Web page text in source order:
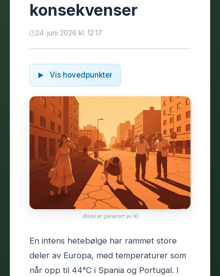
konsekvenser
24. juni 2026 kl. 12:17
Vis hovedpunkter
Bilde er generert av KI
En intens hetebølge har rammet store
deler av Europa, med temperaturer som
når opp til 44°C i Spania og Portugal. I